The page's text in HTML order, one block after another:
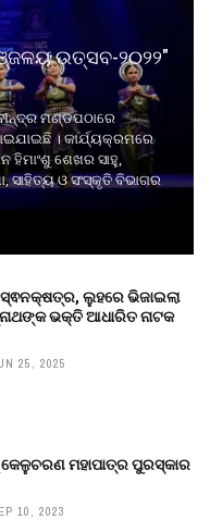
ଉତ୍ସବ-୨୦୨୨"
ମଣ୍ଡପଠାରେ
। କାର୍ଯ୍ୟକ୍ରମରେ
ହିମାଂଶୁ ଶେଖର ସାହୁ,
ସାହିତ୍ୟ ଓ ସଂସ୍କୃତି ବିଭାଗର
ଲୁହରେ ଭିଜାଇଲା
ଭକ୍ତି ଆଧାରିତ ନାଟକ
25, 2025
ମହାପାତ୍ର ପୁରସ୍କାର
10, 2023